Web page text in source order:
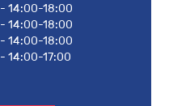
14:00-18:00
14:00-18:00
14:00-18:00
14:00-17:00